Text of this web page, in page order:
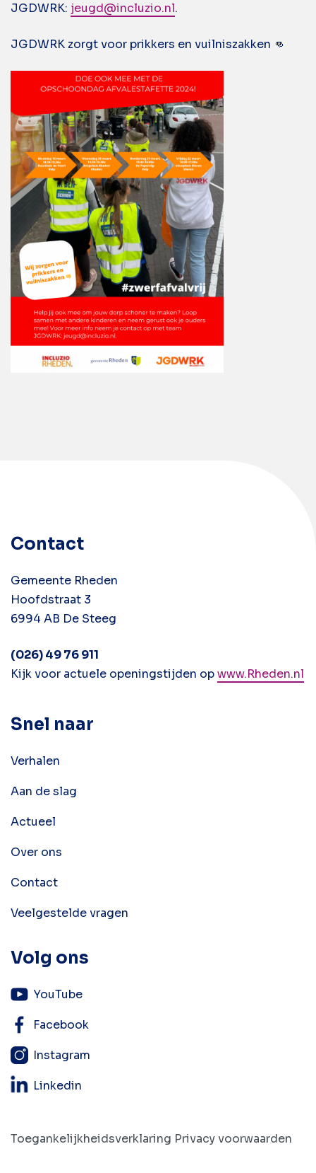
JGDWRK: jeugd@incluzio.nl.
JGDWRK zorgt voor prikkers en vuilniszakken 👊
Contact
Gemeente Rheden
Hoofdstraat 3
6994 AB De Steeg
(026) 49 76 911
Kijk voor actuele openingstijden opwww.Rheden.nl
Snel naar
Verhalen
Aan de slag
Actueel
Over ons
Contact
Veelgestelde vragen
Volg ons
YouTube
Facebook
Instagram
Linkedin
Toegankelijkheidsverklaring Privacy voorwaarden